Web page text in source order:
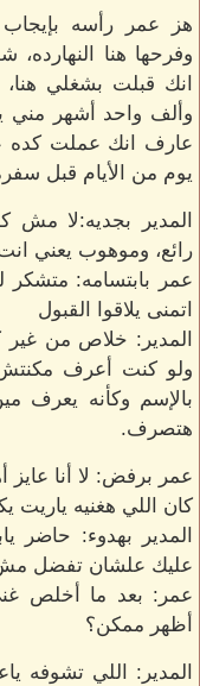
هز عمر رأسه بإيجاب
وفرحها هنا
انك قبلت بشغلي
وألف واحد أشهر مني
عارف انك عملت كده
يوم من الأيام قبل
المدير بجديه:لا
رائع، وموهوب يعني
عمر بابتسامه:
اتمنى يلاقوا القبول
المدير: خلاص من غير
ولو كنت أعرف
بالإسم وكأنه يعرف
هتصرف.
عمر برفض: لا أنا عايز
كان اللي هغنيه
المدير بهدوء:
عليك علشان تفضل
عمر: بعد ما أخلص
أظهر ممكن؟
المدير: اللي تشوفه